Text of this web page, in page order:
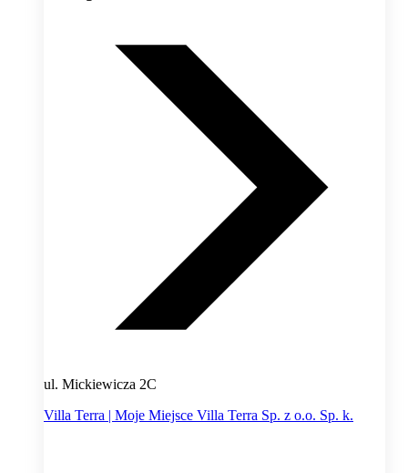
ul. Mickiewicza 2C
Villa Terra | Moje Miejsce Villa Terra Sp. z o.o. Sp. k.